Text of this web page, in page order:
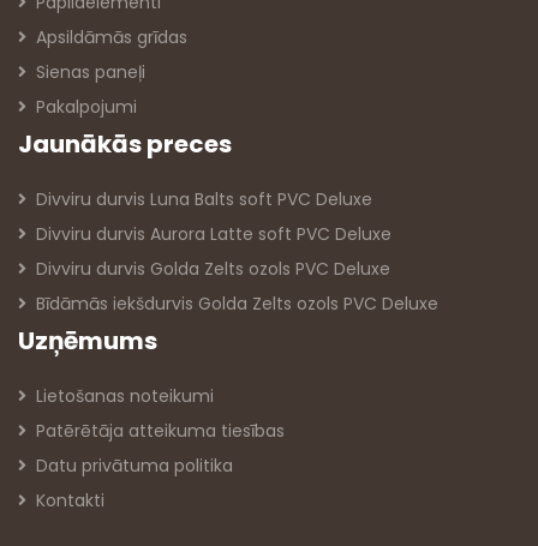
Apsildāmās grīdas
Sienas paneļi
Pakalpojumi
Jaunākās preces
Divviru durvis Luna Balts soft PVC Deluxe
Divviru durvis Aurora Latte soft PVC Deluxe
Divviru durvis Golda Zelts ozols PVC Deluxe
Bīdāmās iekšdurvis Golda Zelts ozols PVC Deluxe
Uzņēmums
Lietošanas noteikumi
Patērētāja atteikuma tiesības
Datu privātuma politika
Kontakti